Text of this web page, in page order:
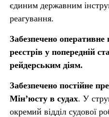
єдиним державним
реагування.
Забезпечено
реєстрів у попередній
рейдерським діям.
Забезпечено постійне
Мін’юсту в судах. У
окремий відділ судової